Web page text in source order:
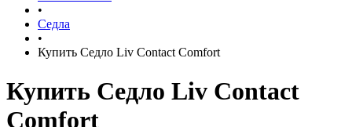
•
Седла
•
Купить Cедло Liv Contact Comfort
Купить Cедло Liv Contact
Comfort